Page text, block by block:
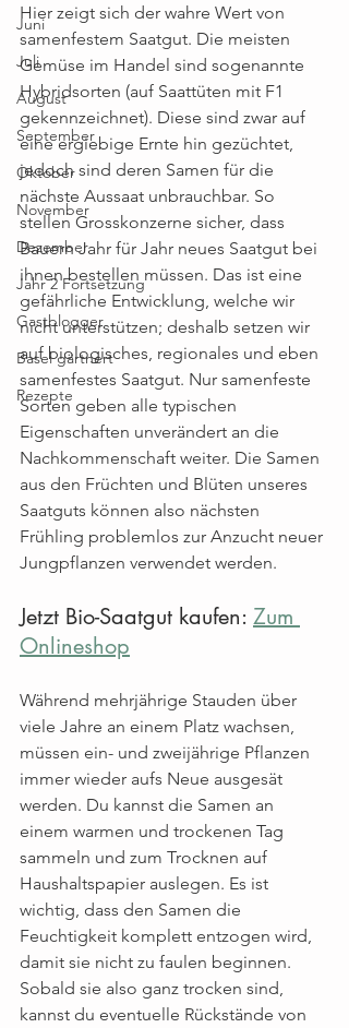
Juni
Juli
August
September
Oktober
November
Dezember
Jahr 2 Fortsetzung
Gastblogger
Basel gärtnert
Rezepte
Hier zeigt sich der wahre Wert von
samenfestem Saatgut. Die meisten
Gemüse im Handel sind sogenannte
Hybridsorten (auf Saattüten mit F1
gekennzeichnet). Diese sind zwar auf
eine ergiebige Ernte hin gezüchtet,
jedoch sind deren Samen für die
nächste Aussaat unbrauchbar. So
stellen Grosskonzerne sicher, dass
Bauern Jahr für Jahr neues Saatgut bei
ihnen bestellen müssen. Das ist eine
gefährliche Entwicklung, welche wir
nicht unterstützen; deshalb setzen wir
auf biologisches, regionales und eben
samenfestes Saatgut. Nur samenfeste
Sorten geben alle typischen
Eigenschaften unverändert an die
Nachkommenschaft weiter. Die Samen
aus den Früchten und Blüten unseres
Saatguts können also nächsten
Frühling problemlos zur Anzucht neuer
Jungpflanzen verwendet werden.
Jetzt Bio-Saatgut kaufen: Zum
Onlineshop
Während mehrjährige Stauden über
viele Jahre an einem Platz wachsen,
müssen ein- und zweijährige Pflanzen
immer wieder aufs Neue ausgesät
werden. Du kannst die Samen an
einem warmen und trockenen Tag
sammeln und zum Trocknen auf
Haushaltspapier auslegen. Es ist
wichtig, dass den Samen die
Feuchtigkeit komplett entzogen wird,
damit sie nicht zu faulen beginnen.
Sobald sie also ganz trocken sind,
kannst du eventuelle Rückstände von